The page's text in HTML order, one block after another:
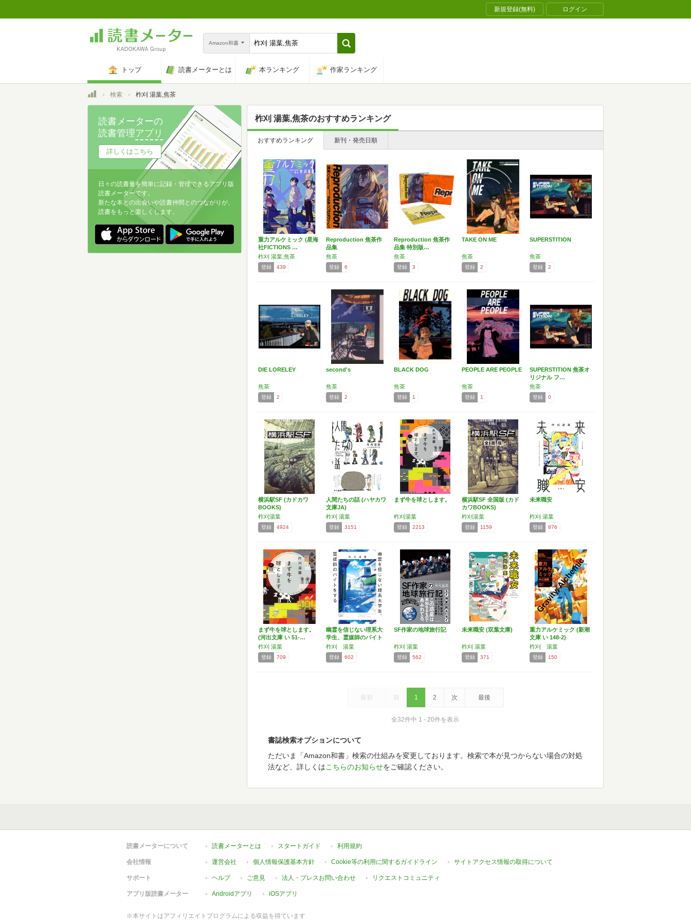
新規登録(無料) ログイン
Amazon和書
トップ 読書メーターとは 本ランキング 作家ランキング
トップ検索 柞刈 湯葉,焦茶
柞刈 湯葉,焦茶のおすすめランキング
おすすめランキング 新刊・発売日順
重力アルケミック (星海
社FICTIONS …
柞刈 湯葉,焦茶
登録 439
Reproduction 焦茶作
品集
焦茶
登録 6
Reproduction 焦茶作
品集 特別版…
焦茶
登録 3
TAKE ON ME
焦茶
登録 2
SUPERSTITION
焦茶
登録 2
DIE LORELEY
焦茶
登録 2
second's
焦茶
登録 2
BLACK DOG
焦茶
登録 1
PEOPLE ARE PEOPLE
焦茶
登録 1
SUPERSTITION 焦茶オ
リジナル フ…
焦茶
登録 0
横浜駅SF (カドカワ
BOOKS)
柞刈湯葉
登録 4924
人間たちの話 (ハヤカワ
文庫JA)
柞刈 湯葉
登録 3151
まず牛を球とします。
柞刈湯葉
登録 2213
横浜駅SF 全国版 (カド
カワBOOKS)
柞刈湯葉
登録 1159
未来職安
柞刈 湯葉
登録 876
まず牛を球とします。
(河出文庫 い 51-…
柞刈 湯葉
登録 709
幽霊を信じない理系大
学生、霊媒師のバイト
をす…
柞刈 湯葉
登録 602
SF作家の地球旅行記
柞刈 湯葉
登録 562
未来職安 (双葉文庫)
柞刈 湯葉
登録 371
重力アルケミック (新潮
文庫 い 148-2)
柞刈 湯葉
登録 150
最初 前 1 2 次 最後
全32件中 1 - 20件を表示
書誌検索オプションについて
ただいま「Amazon和書」検索の仕組みを変更しております。検索で本が見つからない場合の対処
法など、詳しくはこちらのお知らせをご確認ください。
読書メーターの
読書管理アプリ
詳しくはこちら
日々の読書量を簡単に記録・管理できるアプリ版
読書メーターです。
新たな本との出会いや読書仲間とのつながりが、
読書をもっと楽しくします。
読書メーターについて 読書メーターとは スタートガイド 利用規約
会社情報 運営会社 個人情報保護基本方針 Cookie等の利用に関するガイドライン サイトアクセス情報の取得について
サポート ヘルプ ご意見 法人・プレスお問い合わせ リクエストコミュニティ
アプリ版読書メーター Androidアプリ iOSアプリ
※本サイトはアフィリエイトプログラムによる収益を得ています